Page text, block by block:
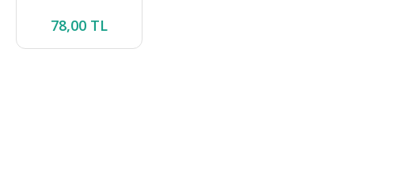
78,00 TL